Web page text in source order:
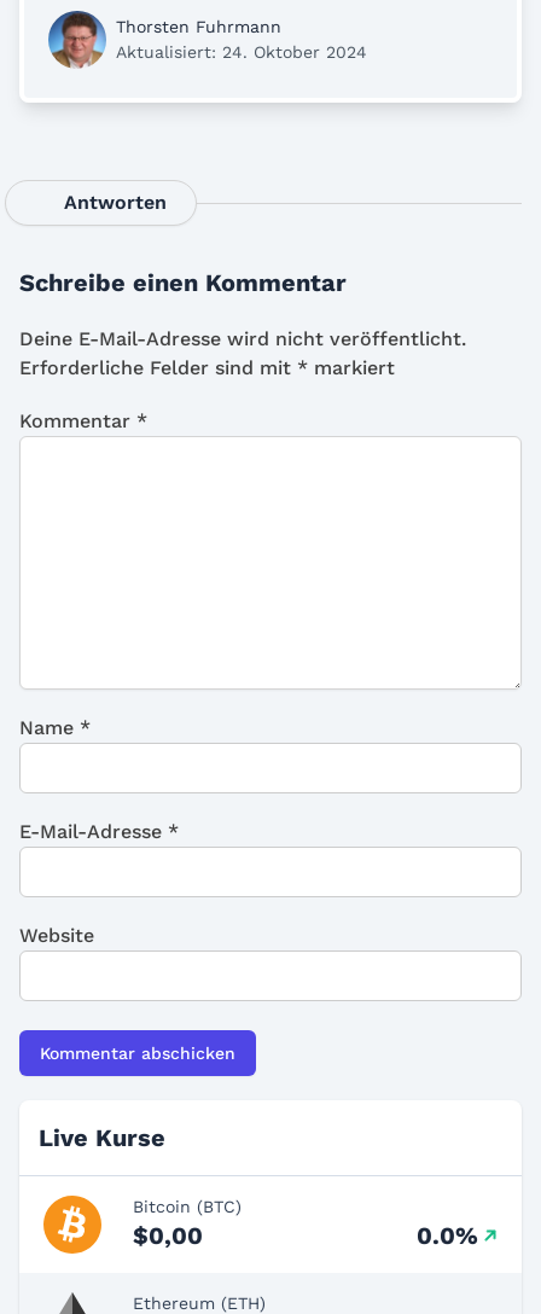
Thorsten Fuhrmann
Aktualisiert: 24. Oktober 2024
Antworten
Schreibe einen Kommentar
Deine E-Mail-Adresse wird nicht veröffentlicht.
Erforderliche Felder sind mit * markiert
Kommentar *
Name *
E-Mail-Adresse *
Website
Live Kurse
Bitcoin (BTC)
$0,00 0.0%
Ethereum (ETH)